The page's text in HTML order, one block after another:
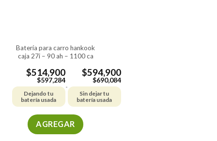
batería para carro hankook
caja 27i – 90 ah – 1100 ca
$514,900
$597,284
Dejando tu
batería usada
-
$594,900
$690,084
Sin dejar tu
batería usada
AGREGAR